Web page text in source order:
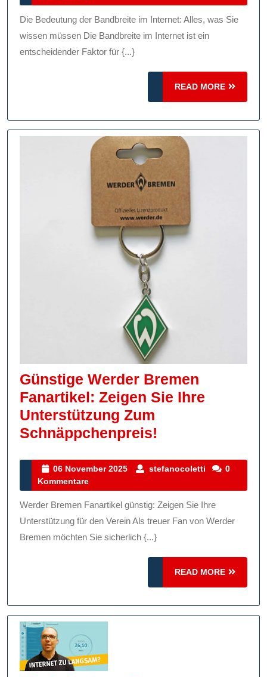
Für
Ein
Online-
Erlebnis
2025
Die Bedeutung der Bandbreite im Internet: Alles, was Sie
wissen müssen Die Bandbreite im Internet ist ein
entscheidender Faktor für {...}
READ MORE
READ
MORE
Günstige Werder Bremen
Fanartikel: Zeigen Sie Ihre
Unterstützung Zum
Schnäppchenpreis!
Bremen
Zeigen
Sie
Unterstützung
Zum
06 November 2025
06
2025
stefanocoletti stefanocoletti
0
Kommentare
Werder Bremen Fanartikel günstig: Zeigen Sie Ihre
Unterstützung für den Verein Als treuer Fan von Werder
Bremen möchten Sie sicherlich {...}
READ MORE
READ
MORE